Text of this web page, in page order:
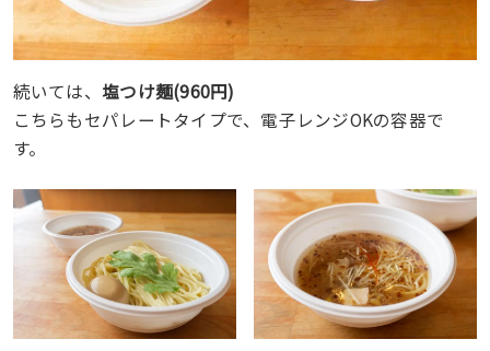
続いては、 塩つけ麺(960円)
こちらもセパレートタイプで、電子レンジOKの容器で
す。